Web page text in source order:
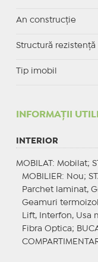
An construcție
Structură rezistență
Tip imobil
INFORMAŢII
INTERIOR
MOBILAT : Mobilat;
MOBILIER: Nou;
Parchet laminat,
Geamuri
Lift, Interfon, Usa
Fibra Optica;